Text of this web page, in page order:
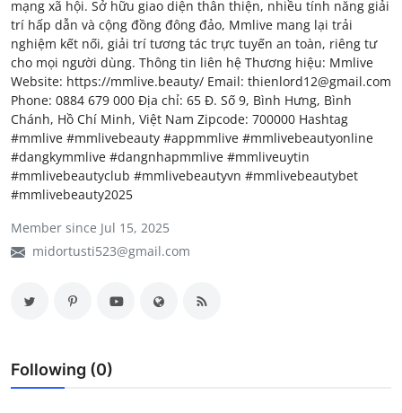
My Lab
My Company
School Science
Disease Science
Jobs
mạng xã hội. Sở hữu giao diện thân thiện, nhiều tính năng giải
trí hấp dẫn và cộng đồng đông đảo, Mmlive mang lại trải
nghiệm kết nối, giải trí tương tác trực tuyến an toàn, riêng tư
cho mọi người dùng. Thông tin liên hệ Thương hiệu: Mmlive
Website: https://mmlive.beauty/ Email: thienlord12@gmail.com
Phone: 0884 679 000 Địa chỉ: 65 Đ. Số 9, Bình Hưng, Bình
Chánh, Hồ Chí Minh, Việt Nam Zipcode: 700000 Hashtag
#mmlive #mmlivebeauty #appmmlive #mmlivebeautyonline
#dangkymmlive #dangnhapmmlive #mmliveuytin
#mmlivebeautyclub #mmlivebeautyvn #mmlivebeautybet
#mmlivebeauty2025
Member since Jul 15, 2025
midortusti523@gmail.com
Following (0)